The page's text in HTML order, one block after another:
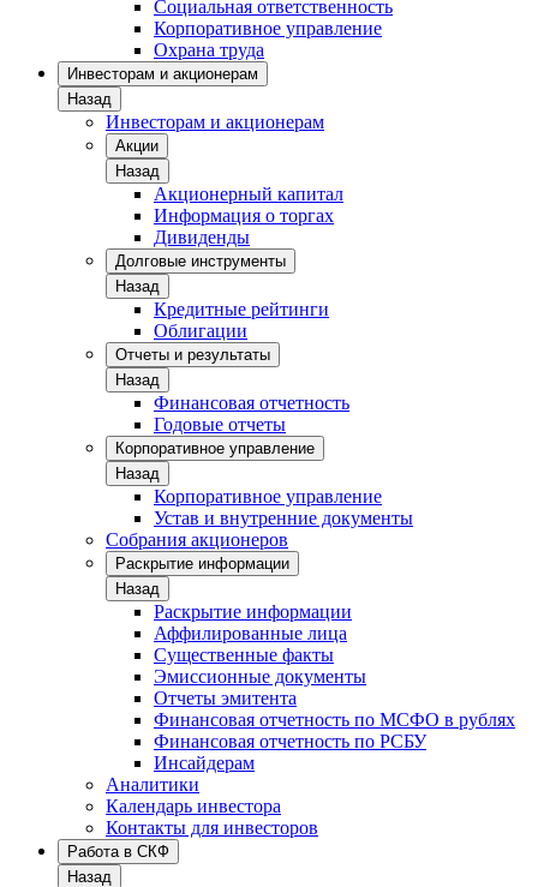
Социальная ответственность
Корпоративное управление
Охрана труда
Инвесторам и акционерам
Назад
Инвесторам и акционерам
Акции
Назад
Акционерный капитал
Информация о торгах
Дивиденды
Долговые инструменты
Назад
Кредитные рейтинги
Облигации
Отчеты и результаты
Назад
Финансовая отчетность
Годовые отчеты
Корпоративное управление
Назад
Корпоративное управление
Устав и внутренние документы
Собрания акционеров
Раскрытие информации
Назад
Раскрытие информации
Аффилированные лица
Существенные факты
Эмиссионные документы
Отчеты эмитента
Финансовая отчетность по МСФО в рублях
Финансовая отчетность по РСБУ
Инсайдерам
Аналитики
Календарь инвестора
Контакты для инвесторов
Работа в СКФ
Назад